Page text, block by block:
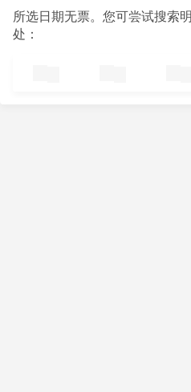
所选日期无票。您可尝试搜索
处：